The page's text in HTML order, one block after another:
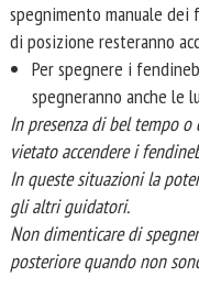
spegnimento manuale
di posizione resteranno
Per spegnere i
spegneranno anche le
In presenza di bel tempo
vietato accendere i
In queste situazioni la
gli altri guidatori.
Non dimenticare di
posteriore quando non